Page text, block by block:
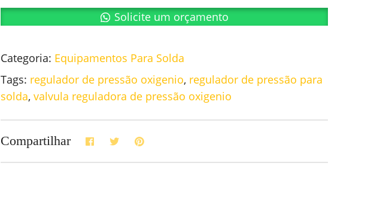
Solicite um orçamento
Categoria: Equipamentos Para Solda
Tags: regulador de pressão oxigenio, regulador de pressão para
solda,valvula reguladora de pressão oxigenio
Compartilhar